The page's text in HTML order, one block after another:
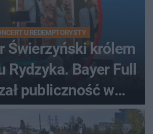
U REDEMPTORYSTY
Świerzyński królem
Rydzyka. Bayer Full
publiczność w
Toruniu